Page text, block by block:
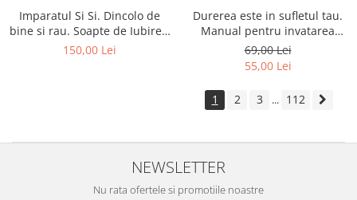
Imparatul Si Si. Dincolo de
bine si rau. Soapte de Iubire -
Invatatura tainica a Soarelui
150,00 Lei
Durerea este in sufletul tau.
Manual pentru invatarea
limbajului stresurilor Seria
Invata sa te Ierti Luule Viilma
69,00 Lei
55,00 Lei
1 2 3 ... 112
NEWSLETTER
Nu rata ofertele si promotiile noastre